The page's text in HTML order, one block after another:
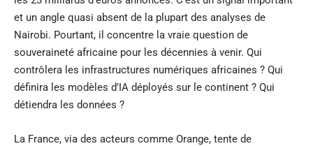
et un angle quasi absent de la plupart des analyses de
Nairobi. Pourtant, il concentre la vraie question de
souveraineté africaine pour les décennies à venir. Qui
contrôlera les infrastructures numériques africaines ? Qui
définira les modèles d’IA déployés sur le continent ? Qui
détiendra les données ?
La France, via des acteurs comme Orange, tente de